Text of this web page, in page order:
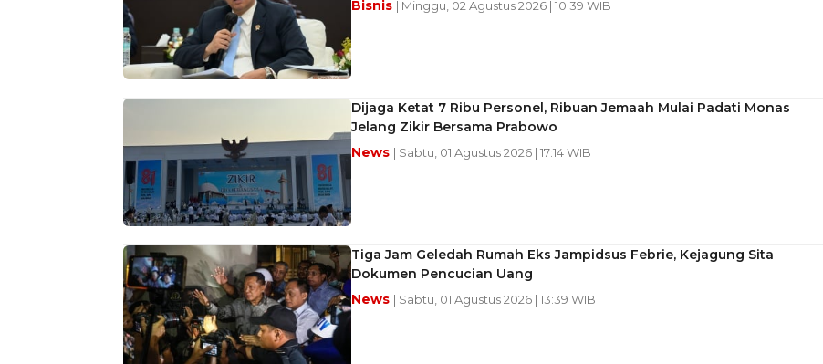
Bisnis | Minggu, 02 Agustus 2026 | 10:39 WIB
Dijaga Ketat 7 Ribu Personel, Ribuan Jemaah Mulai Padati Monas
Jelang Zikir Bersama Prabowo
News | Sabtu, 01 Agustus 2026 | 17:14 WIB
Tiga Jam Geledah Rumah Eks Jampidsus Febrie, Kejagung Sita
Dokumen Pencucian Uang
News | Sabtu, 01 Agustus 2026 | 13:39 WIB